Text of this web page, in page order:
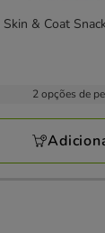
& Coat
2 opções de